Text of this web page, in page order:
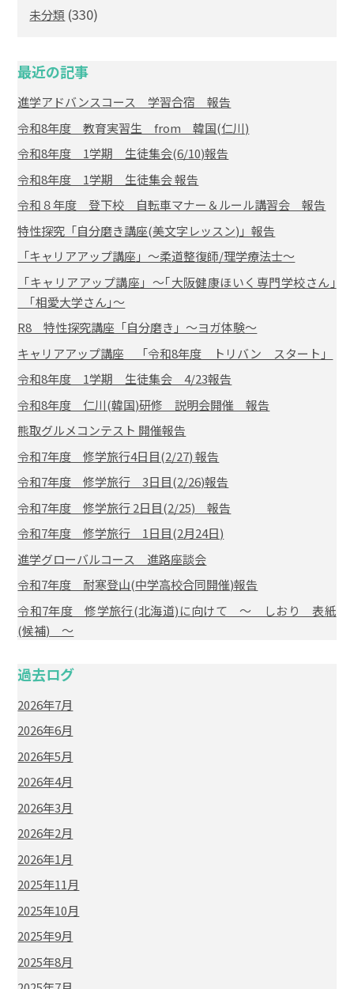
未分類 (330)
最近の記事
進学アドバンスコース 学習合宿 報告
令和8年度 教育実習生 from 韓国(仁川)
令和8年度 1学期 生徒集会(6/10)報告
令和8年度 1学期 生徒集会 報告
令和８年度 登下校 自転車マナー＆ルール講習会 報告
特性探究「自分磨き講座(美文字レッスン)」報告
「キャリアアップ講座」～柔道整復師/理学療法士～
「キャリアアップ講座」～｢大阪健康ほいく専門学校さん｣
｢相愛大学さん｣～
R8 特性探究講座「自分磨き」～ヨガ体験～
キャリアアップ講座 「令和8年度 トリバン スタート」
令和8年度 1学期 生徒集会 4/23報告
令和8年度 仁川(韓国)研修 説明会開催 報告
熊取グルメコンテスト 開催報告
令和7年度 修学旅行4日目(2/27) 報告
令和7年度 修学旅行 3日目(2/26)報告
令和7年度 修学旅行 2日目(2/25) 報告
令和7年度 修学旅行 1日目(2月24日)
進学グローバルコース 進路座談会
令和7年度 耐寒登山(中学高校合同開催)報告
令和7年度 修学旅行(北海道)に向けて ～ しおり 表紙
(候補) ～
過去ログ
2026年7月
2026年6月
2026年5月
2026年4月
2026年3月
2026年2月
2026年1月
2025年11月
2025年10月
2025年9月
2025年8月